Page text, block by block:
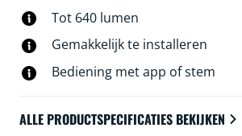
Tot 640 lumen
Gemakkelijk te installeren
Bediening met app of stem
ALLE PRODUCTSPECIFICATIES BEKIJKEN